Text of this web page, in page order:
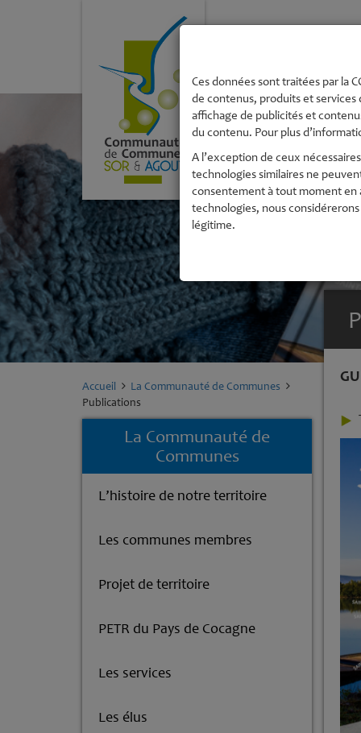
Accueil
La Communauté de Communes
Publications
La Communauté de
Communes
L’histoire de notre territoire
Les communes membres
Projet de territoire
PETR du Pays de Cocagne
Les services
Les élus
Ces données sont traitées par la
de contenus, produits et services
affichage de publicités et
du contenu. Pour plus
A l’exception de ceux
technologies similaires ne
consentement à tout moment en
technologies, nous
légitime.